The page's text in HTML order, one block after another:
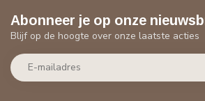
Abonneer je op onze
Blijf op de hoogte over onze laatste acties